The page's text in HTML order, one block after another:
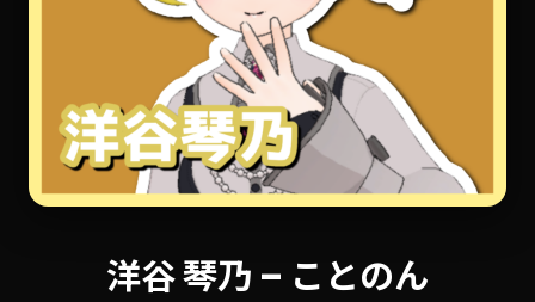
洋谷 琴乃 – ことのん